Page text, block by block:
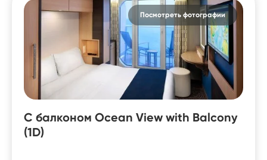
Посмотреть фотографии
С балконом Ocean View with Balcony
(1D)